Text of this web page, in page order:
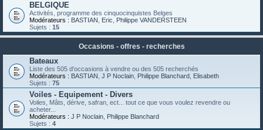
BELGIQUE
Activités, programme des cinquocinquistes Belges
Modérateurs : BASTIAN Eric
Philippe VANDERSTEEN
Sujets : 15
Occasions - offres - recherches
Bateaux
Liste des 505 d'occasions à vendre ou des 505 recherchés
Modérateurs : BASTIAN J P Noclain Philippe Blanchard Elisabeth
Sujets : 75
Voiles - Equipement - Divers
Voiles, Mâts, dérive, safran, ect... tout ce que vous voulez revendre ou
acheter...
Modérateurs : J P Noclain Philippe Blanchard
Sujets : 4